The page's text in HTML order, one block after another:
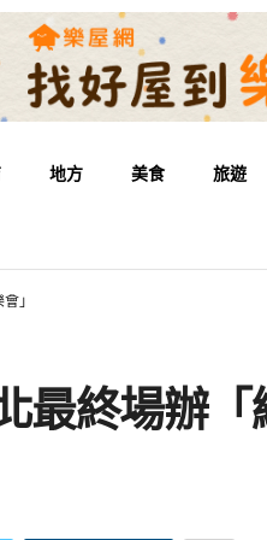
地方 美食 旅遊
」
最終場辦